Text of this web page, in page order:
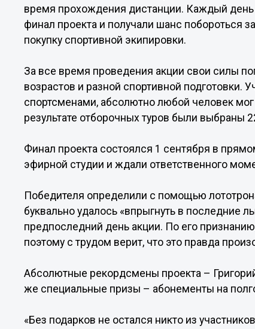
время прохождения дистанции. Каждый
финал проекта и получали шанс побороться
покупку спортивной экипировки.
За все время проведения акции свои силы
возрастов и разной спортивной
спортсменами, абсолютно любой человек
результате отборочных туров были
Финал проекта состоялся 1 сентября в
эфирной студии и ждали ответственного
Победителя определили с помощью
буквально удалось «впрыгнуть в последние
предпоследний день акции. По его
поэтому с трудом верит, что это правда
Абсолютные рекордсмены проекта –
же специальные призы – абонементы на
«Без подарков не остался никто из